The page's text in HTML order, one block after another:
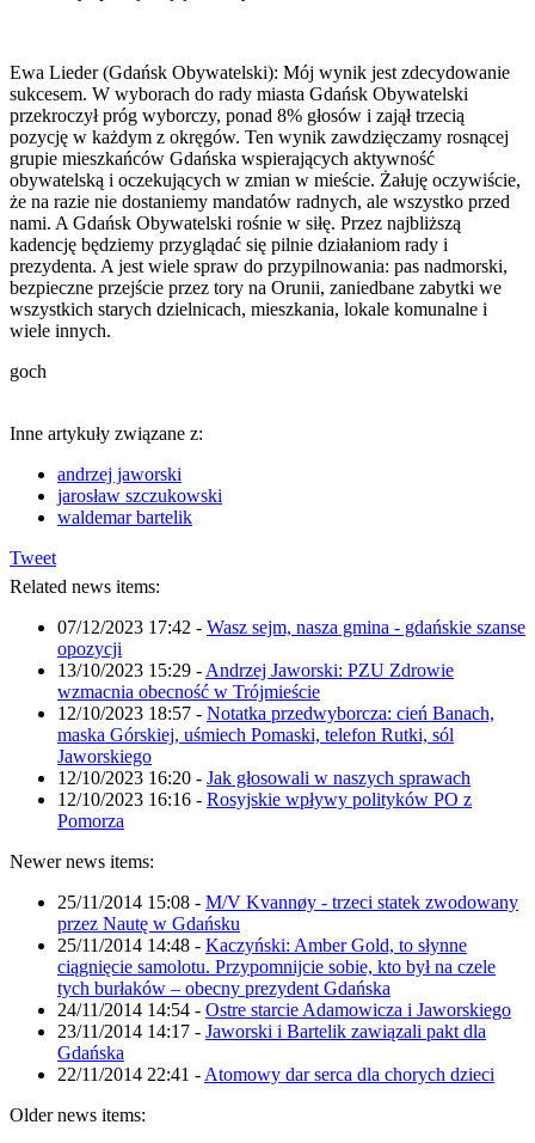
Ewa Lieder (Gdańsk Obywatelski): Mój wynik jest zdecydowanie
sukcesem. W wyborach do rady miasta Gdańsk Obywatelski
przekroczył próg wyborczy, ponad 8% głosów i zajął trzecią
pozycję w każdym z okręgów. Ten wynik zawdzięczamy rosnącej
grupie mieszkańców Gdańska wspierających aktywność
obywatelską i oczekujących w zmian w mieście. Żałuję oczywiście,
że na razie nie dostaniemy mandatów radnych, ale wszystko przed
nami. A Gdańsk Obywatelski rośnie w siłę. Przez najbliższą
kadencję będziemy przyglądać się pilnie działaniom rady i
prezydenta. A jest wiele spraw do przypilnowania: pas nadmorski,
bezpieczne przejście przez tory na Orunii, zaniedbane zabytki we
wszystkich starych dzielnicach, mieszkania, lokale komunalne i
wiele innych.
goch
Inne artykuły związane z:
andrzej jaworski
jarosław szczukowski
waldemar bartelik
Tweet
Related news items:
07/12/2023 17:42 - Wasz sejm, nasza gmina - gdańskie szanse
opozycji
13/10/2023 15:29 - Andrzej Jaworski: PZU Zdrowie
wzmacnia obecność w Trójmieście
12/10/2023 18:57 - Notatka przedwyborcza: cień Banach,
maska Górskiej, uśmiech Pomaski, telefon Rutki, sól
Jaworskiego
12/10/2023 16:20 - Jak głosowali w naszych sprawach
12/10/2023 16:16 - Rosyjskie wpływy polityków PO z
Pomorza
Newer news items:
25/11/2014 15:08 - M/V Kvannøy - trzeci statek zwodowany
przez Nautę w Gdańsku
25/11/2014 14:48 - Kaczyński: Amber Gold, to słynne
ciągnięcie samolotu. Przypomnijcie sobie, kto był na czele
tych burłaków – obecny prezydent Gdańska
24/11/2014 14:54 - Ostre starcie Adamowicza i Jaworskiego
23/11/2014 14:17 - Jaworski i Bartelik zawiązali pakt dla
Gdańska
22/11/2014 22:41 - Atomowy dar serca dla chorych dzieci
Older news items: